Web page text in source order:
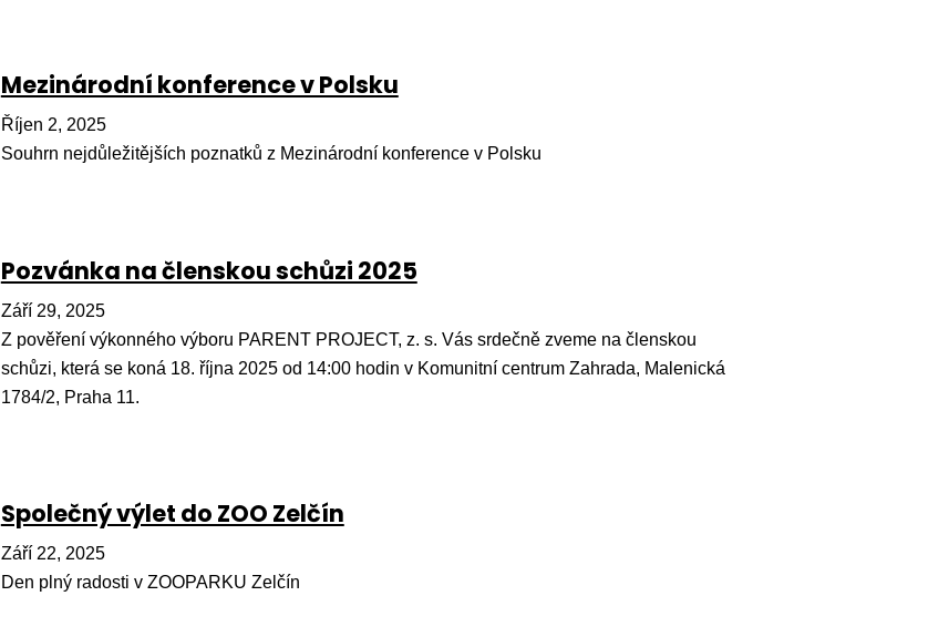
Mezinárodní konference v Polsku
Říjen 2, 2025
Souhrn nejdůležitějších poznatků z Mezinárodní konference v Polsku
Pozvánka na členskou schůzi 2025
Září 29, 2025
Z pověření výkonného výboru PARENT PROJECT, z. s. Vás srdečně zveme na členskou
schůzi, která se koná 18. října 2025 od 14:00 hodin v Komunitní centrum Zahrada, Malenická
1784/2, Praha 11.
Společný výlet do ZOO Zelčín
Září 22, 2025
Den plný radosti v ZOOPARKU Zelčín